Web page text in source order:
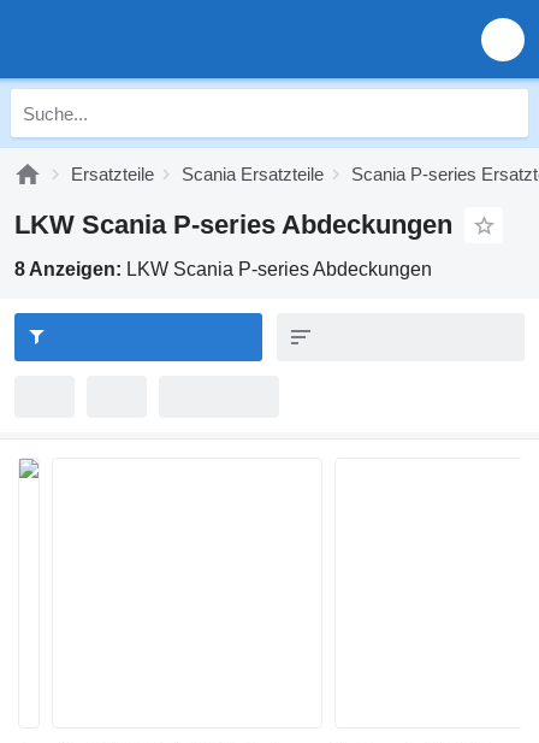
Ersatzteile Scania Ersatzteile Scania P-series
LKW Scania P-series Abdeckungen
8 Anzeigen: LKW Scania P-series Abdeckungen